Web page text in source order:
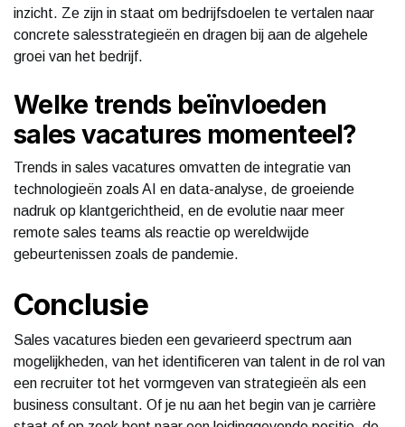
inzicht. Ze zijn in staat om bedrijfsdoelen te vertalen naar
concrete salesstrategieën en dragen bij aan de algehele
groei van het bedrijf.
Welke trends beïnvloeden
sales vacatures momenteel?
Trends in sales vacatures omvatten de integratie van
technologieën zoals AI en data-analyse, de groeiende
nadruk op klantgerichtheid, en de evolutie naar meer
remote sales teams als reactie op wereldwijde
gebeurtenissen zoals de pandemie.
Conclusie
Sales vacatures bieden een gevarieerd spectrum aan
mogelijkheden, van het identificeren van talent in de rol van
een recruiter tot het vormgeven van strategieën als een
business consultant. Of je nu aan het begin van je carrière